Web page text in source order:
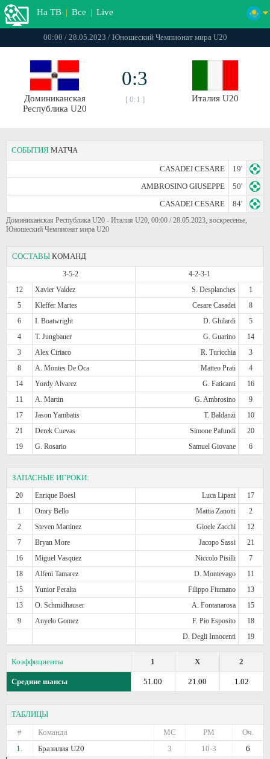
На ТВ | Все | Live
00:00 / 28.05.2023 / Юношеский Чемпионат мира U20
Доминиканская
Республика U20
0:3
[ 0:1 ] Италия U20
СОБЫТИЯ МАТЧА
CASADEI CESARE
19'
AMBROSINO GIUSEPPE
50'
CASADEI CESARE
84'
Доминиканская Республика U20 - Италия U20, 00:00 / 28.05.2023, воскресенье,
Юношеский Чемпионат мира U20
СОСТАВЫ КОМАНД
3-5-2
4-2-3-1
12
Xavier Valdez S. Desplanches
1
5
Kleffer Martes Cesare Casadei
8
6
I. Boatwright D. Ghilardi
5
4
T. Jungbauer G. Guarino
14
3
Alex Ciriaco R. Turicchia
3
8
A. Montes De Oca Matteo Prati
4
14
Yordy Alvarez G. Faticanti
16
11
A. Martin G. Ambrosino
9
17
Jason Yambatis T. Baldanzi
10
21
Derek Cuevas Simone Pafundi
20
19
G. Rosario Samuel Giovane 6
ЗАПАСНЫЕ ИГРОКИ:
20 Enrique Boesl Luca Lipani
17
1
Omry Bello Mattia Zanotti
2
2
Steven Martinez Gioele Zacchi
12
7
Bryan More Jacopo Sassi
21
16
Miguel Vasquez Niccolo Pisilli
7
18
Alfeni Tamarez D. Montevago
11
15
Yunior Peralta Filippo Fiumano
13
13
O. Schmidhauser A. Fontanarosa
15
9
Anyelo Gomez F. Pio Esposito
18
D. Degli Innocenti
19
Коэффициенты 2
X
1
Средние шансы 1.02
21.00
51.00
ТАБЛИЦЫ
#
Команда Оч.
РМ
МС
1.
Бразилия U20 6
10-3
3